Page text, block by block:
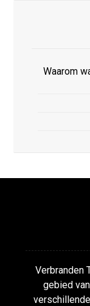
Waarom
Verbranden
gebied